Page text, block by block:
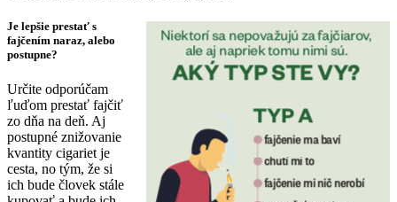
Je lepšie prestať s
fajčením naraz, alebo
postupne?
Určite odporúčam
ľuďom prestať fajčiť
zo dňa na deň. Aj
postupné znižovanie
kvantity cigariet je
cesta, no tým, že si
ich bude človek stále